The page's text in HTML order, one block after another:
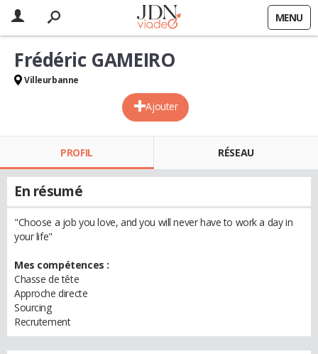
MENU
Ajouter
Frédéric GAMEIRO
Villeurbanne
PROFIL RÉSEAU
En résumé
"Choose a job you love, and you will never have to work a day in
your life"
Mes compétences :
Chasse de tête
Approche directe
Sourcing
Recrutement